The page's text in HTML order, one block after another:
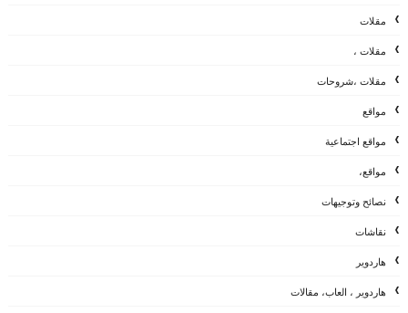
مقلات
مقلات ،
مقلات ،شروحات
مواقع
مواقع اجتماعية
مواقع،
نصائح وتوجيهات
نقاشات
هاردوير
هاردوير ، العاب، مقالات